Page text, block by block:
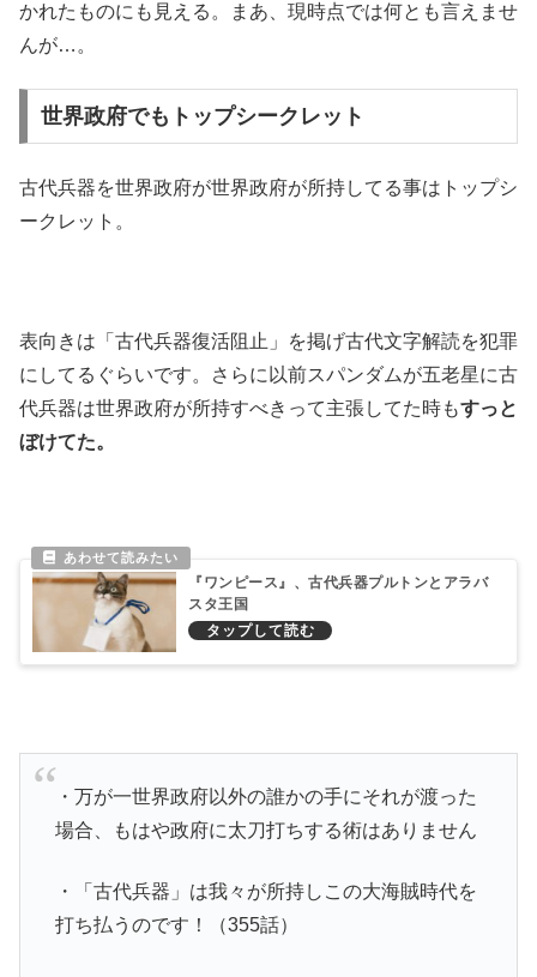
かれたものにも見える。まあ、現時点では何とも言えませ
んが…。
世界政府でもトップシークレット
古代兵器を世界政府が世界政府が所持してる事はトップシ
ークレット。
表向きは「古代兵器復活阻止」を掲げ古代文字解読を犯罪
にしてるぐらいです。さらに以前スパンダムが五老星に古
代兵器は世界政府が所持すべきって主張してた時もすっと
ぼけてた。
『ワンピース』、古代兵器プルトンとアラバ
スタ王国
・万が一世界政府以外の誰かの手にそれが渡った
場合、もはや政府に太刀打ちする術はありません
・「古代兵器」は我々が所持しこの大海賊時代を
打ち払うのです！（355話）